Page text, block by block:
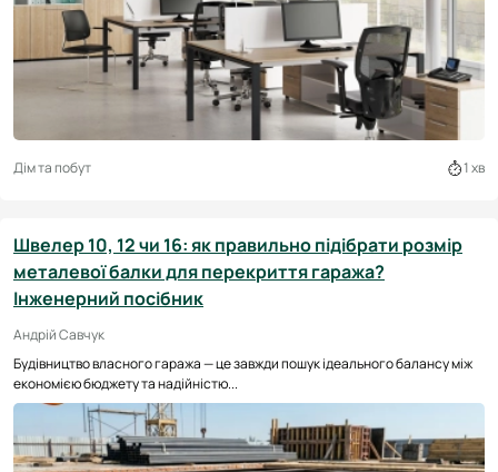
Дім та побут 1 хв
Швелер 10, 12 чи 16: як правильно підібрати розмір
металевої балки для перекриття гаража?
Інженерний посібник
Андрій Савчук
Будівництво власного гаража — це завжди пошук ідеального балансу між
економією бюджету та надійністю...